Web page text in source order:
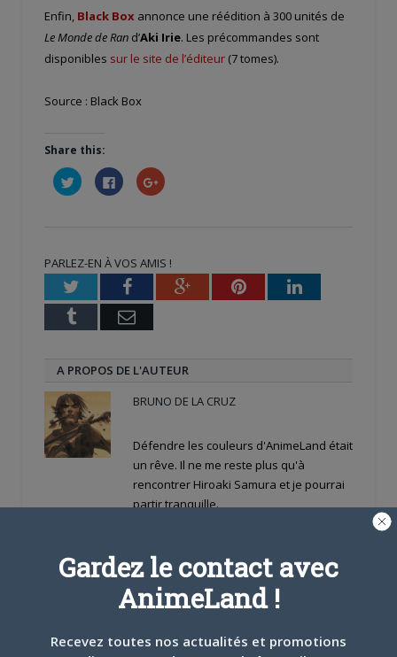
Enfin, Black Box annonce une réédition à 300 unités de
Le Monde de Ran d’Aki Irie. Les précommandes sont
disponibles sur le site de l’éditeur (7 tomes).
Source : Black Box
Share this:
Cliquez
pour
partager
fenêtre)
Cliquez
pour
partager
fenêtre)
Cliquez
pour
nouvelle
fenêtre)
PARLEZ-EN À VOS AMIS !
TwitterFacebookGoogle+PinterestLinkedIn
Tumblr Email
A PROPOS DE L'AUTEUR
BRUNO DE LA CRUZ
Défendre les couleurs d'AnimeLand était
un rêve. Il ne me reste plus qu'à
rencontrer Hiroaki Samura et je pourrai
partir tranquille.
Gardez le contact avec
AnimeLand !
Recevez toutes nos actualités et promotions